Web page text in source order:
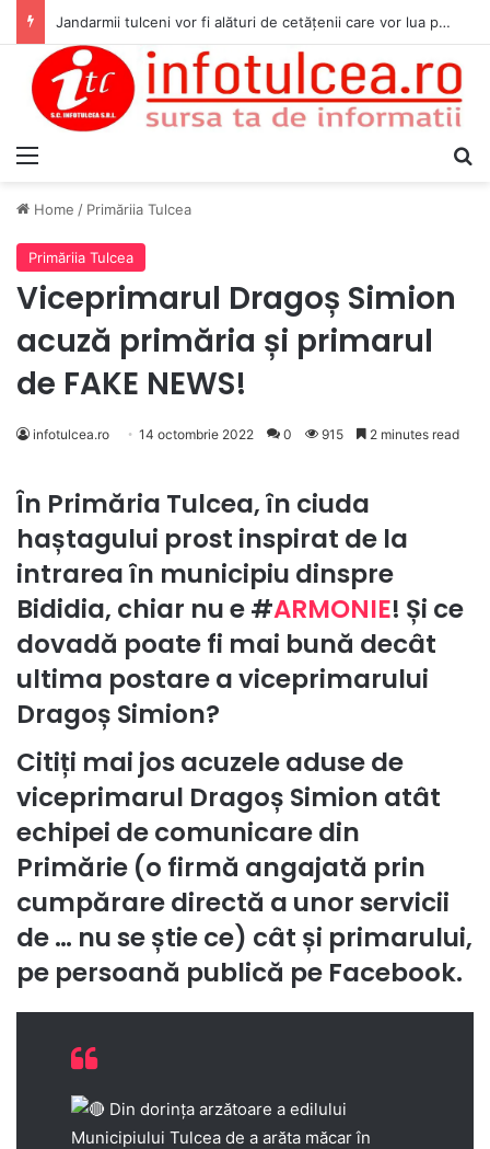
Jandarmii tulceni vor fi alături de cetățenii care vor lua parte la Festivalul Folk Țestos
Home / Primăriia Tulcea
Primăriia Tulcea
Viceprimarul Dragoș Simion
acuză primăria și primarul
de FAKE NEWS!
infotulcea.ro 14 octombrie 2022 0 915 2 minutes read
În Primăria Tulcea, în ciuda
haștagului prost inspirat de la
intrarea în municipiu dinspre
Bididia, chiar nu e #ARMONIE! Și ce
dovadă poate fi mai bună decât
ultima postare a viceprimarului
Dragoș Simion?
Citiți mai jos acuzele aduse de
viceprimarul Dragoș Simion atât
echipei de comunicare din
Primărie (o firmă angajată prin
cumpărare directă a unor servicii
de … nu se știe ce) cât și primarului,
pe persoană publică pe Facebook.
Din dorința arzătoare a edilului
Municipiului Tulcea de a arăta măcar în